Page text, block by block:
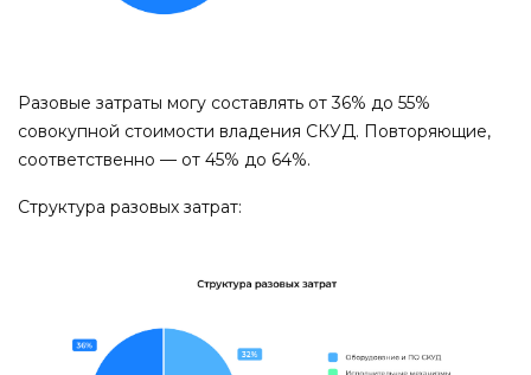
Разовые затраты могу составлять от 36% до 55%
совокупной стоимости владения СКУД. Повторяющие,
соответственно — от 45% до 64%.
Структура разовых затрат: